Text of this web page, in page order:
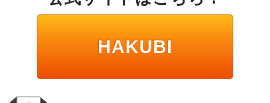
HAKUBI